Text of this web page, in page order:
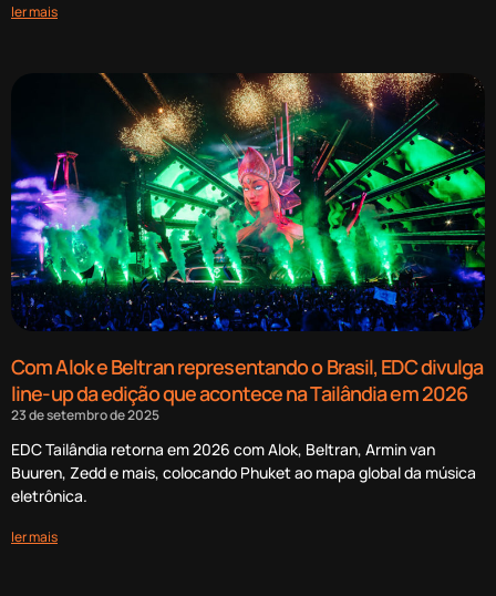
ler mais
Com Alok e Beltran representando o Brasil, EDC divulga
line-up da edição que acontece na Tailândia em 2026
23 de setembro de 2025
EDC Tailândia retorna em 2026 com Alok, Beltran, Armin van
Buuren, Zedd e mais, colocando Phuket ao mapa global da música
eletrônica.
ler mais